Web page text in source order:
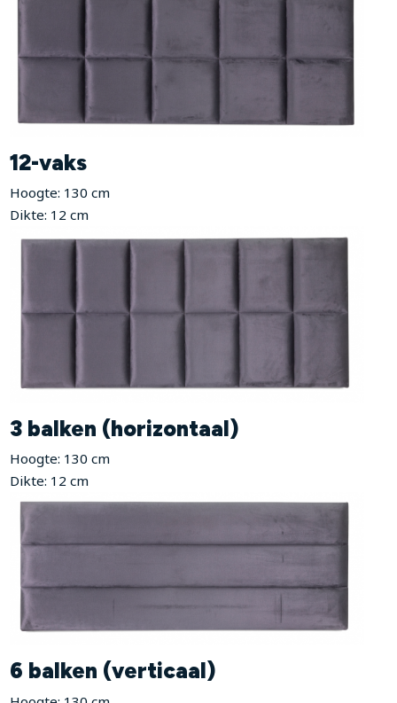
12-vaks
Hoogte: 130 cm
Dikte: 12 cm
3 balken (horizontaal)
Hoogte: 130 cm
Dikte: 12 cm
6 balken (verticaal)